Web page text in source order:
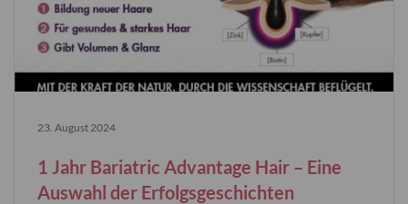
23. August 2024
1 Jahr Bariatric Advantage Hair – Eine
Auswahl der Erfolgsgeschichten